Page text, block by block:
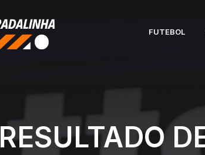
FUTEBOL
RESULTADO